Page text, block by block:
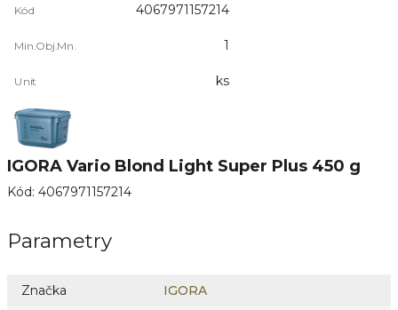
Kód 4067971157214
Min.Obj.Mn. 1
Unit ks
IGORA Vario Blond Light Super Plus 450 g
Kód: 4067971157214
Parametry
Značka IGORA